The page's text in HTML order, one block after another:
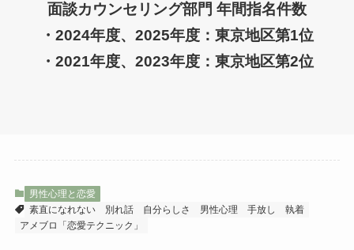
面談カウンセリング部門 年間指名件数
・2024年度、2025年度：東京地区第1位
・2021年度、2023年度：東京地区第2位
男性心理と恋愛
素直になれない
別れ話 自分らしさ 男性心理 手放し
執着
アメブロ「恋愛テクニック」